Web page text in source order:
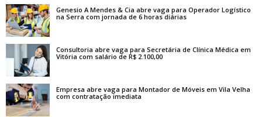
Genesio A Mendes & Cia abre vaga para Operador Logístico
na Serra com jornada de 6 horas diárias
Consultoria abre vaga para Secretária de Clínica Médica em
Vitória com salário de R$ 2.100,00
Empresa abre vaga para Montador de Móveis em Vila Velha
com contratação imediata